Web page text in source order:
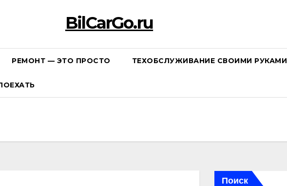
BilCarGo.ru
РЕМОНТ — ЭТО ПРОСТО ТЕХОБСЛУЖИВАНИЕ СВОИМИ РУКАМИ
Поиск